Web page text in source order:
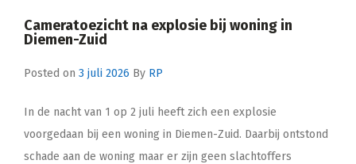
Cameratoezicht na explosie bij woning in
Diemen-Zuid
Posted on 3 juli 2026 By RP
In de nacht van 1 op 2 juli heeft zich een explosie
voorgedaan bij een woning in Diemen-Zuid. Daarbij ontstond
schade aan de woning maar er zijn geen slachtoffers